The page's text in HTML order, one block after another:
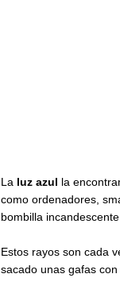
La luz azul la
como ordenadores,
bombilla incandescente
Estos rayos son cada
sacado unas gafas